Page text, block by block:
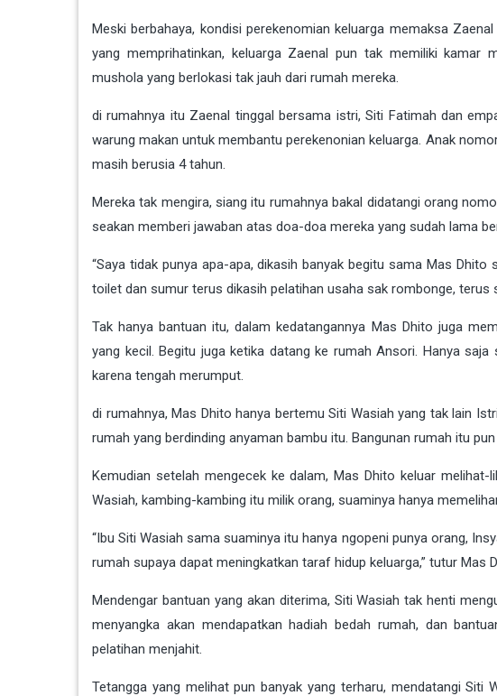
Meski berbahaya, kondisi perekenomian keluarga memaksa
yang memprihatinkan, keluarga Zaenal pun tak memiliki kamar
mushola yang berlokasi tak jauh dari rumah mereka.
di rumahnya itu Zaenal tinggal bersama istri, Siti Fatimah dan
warung makan untuk membantu perekenonian keluarga. Anak
masih berusia 4 tahun.
Mereka tak mengira, siang itu rumahnya bakal didatangi orang
seakan memberi jawaban atas doa-doa mereka yang sudah lama
“Saya tidak punya apa-apa, dikasih banyak begitu sama Mas
toilet dan sumur terus dikasih pelatihan usaha sak rombonge, terus
Tak hanya bantuan itu, dalam kedatangannya Mas Dhito juga
yang kecil. Begitu juga ketika datang ke rumah Ansori. Hanya
karena tengah merumput.
di rumahnya, Mas Dhito hanya bertemu Siti Wasiah yang tak lain
rumah yang berdinding anyaman bambu itu. Bangunan rumah itu
Kemudian setelah mengecek ke dalam, Mas Dhito keluar
Wasiah, kambing-kambing itu milik orang, suaminya hanya
“Ibu Siti Wasiah sama suaminya itu hanya ngopeni punya orang,
rumah supaya dapat meningkatkan taraf hidup keluarga,” tutur Mas
Mendengar bantuan yang akan diterima, Siti Wasiah tak henti
menyangka akan mendapatkan hadiah bedah rumah, dan
pelatihan menjahit.
Tetangga yang melihat pun banyak yang terharu, mendatangi